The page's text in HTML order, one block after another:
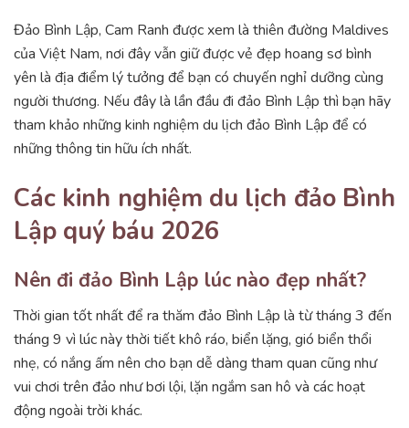
Đảo Bình Lập, Cam Ranh được xem là thiên đường Maldives
của Việt Nam, nơi đây vẫn giữ được vẻ đẹp hoang sơ bình
yên là địa điểm lý tưởng để bạn có chuyến nghỉ dưỡng cùng
người thương. Nếu đây là lần đầu đi đảo Bình Lập thì bạn hãy
tham khảo những kinh nghiệm du lịch đảo Bình Lập để có
những thông tin hữu ích nhất.
Các kinh nghiệm du lịch đảo Bình
Lập quý báu 2026
Nên đi đảo Bình Lập lúc nào đẹp nhất?
Thời gian tốt nhất để ra thăm đảo Bình Lập là từ tháng 3 đến
tháng 9 vì lúc này thời tiết khô ráo, biển lặng, gió biển thổi
nhẹ, có nắng ấm nên cho bạn dễ dàng tham quan cũng như
vui chơi trên đảo như bơi lội, lặn ngắm san hô và các hoạt
động ngoài trời khác.